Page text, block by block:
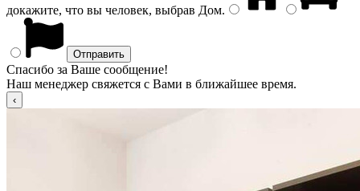
докажите, что вы человек, выбрав Дом.
Спасибо за Ваше сообщение!
Наш менеджер свяжется с Вами в ближайшее время.